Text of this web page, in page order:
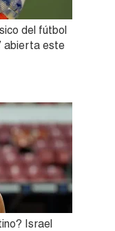
del fútbol
abierta este
Israel